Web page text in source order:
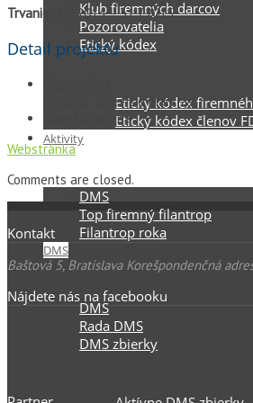
Klub firemných darcov
Pozorovatelia
Etický kódex
Etický kódex
Etický kódex členov
Aktivity
DMS
Top firemný filantrop
Filantrop roka
DMS
DMS
Rada DMS
DMS zbierky
Trvanie: 1.9.2014 – 31.7.2015
Detail projektu
Nadácia Televízie Markíza
Ukončená
Webstránka
Comments are closed.
Kontakt
Baštová 5, Bratislava Korešpondenčná
Nájdete nás na facebooku